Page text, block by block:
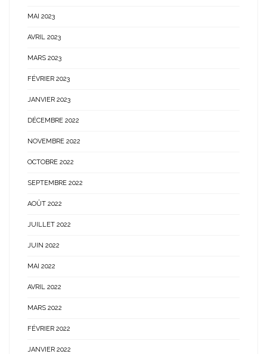
MAI 2023
AVRIL 2023
MARS 2023
FÉVRIER 2023
JANVIER 2023
DÉCEMBRE 2022
NOVEMBRE 2022
OCTOBRE 2022
SEPTEMBRE 2022
AOÛT 2022
JUILLET 2022
JUIN 2022
MAI 2022
AVRIL 2022
MARS 2022
FÉVRIER 2022
JANVIER 2022